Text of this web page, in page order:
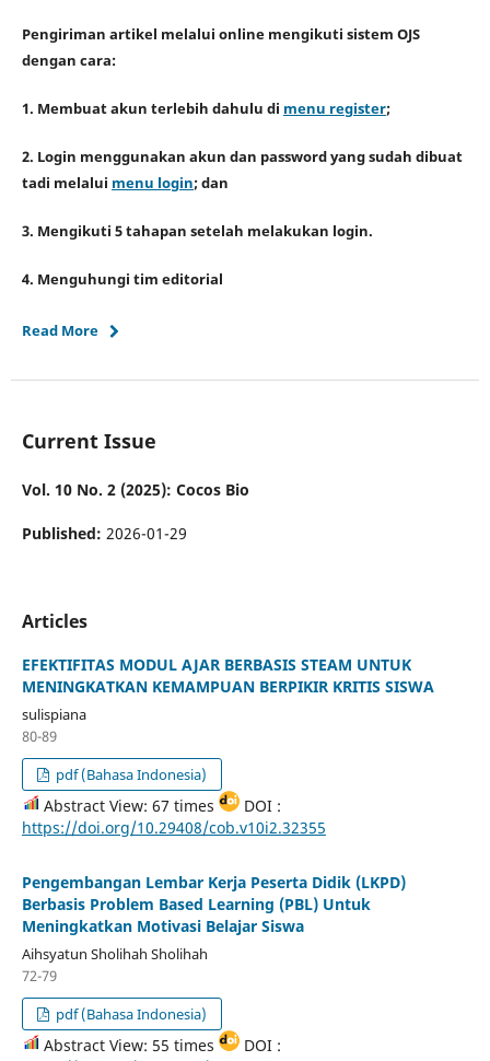
Pengiriman artikel melalui online mengikuti sistem OJS
dengan cara:
1. Membuat akun terlebih dahulu di menu register;
2. Login menggunakan akun dan password yang sudah dibuat
tadi melalui menu login; dan
3. Mengikuti 5 tahapan setelah melakukan login.
4. Menguhungi tim editorial
Read More
Current Issue
Vol. 10 No. 2 (2025): Cocos Bio
Published: 2026-01-29
Articles
EFEKTIFITAS MODUL AJAR BERBASIS STEAM UNTUK
MENINGKATKAN KEMAMPUAN BERPIKIR KRITIS SISWA
sulispiana
80-89
pdf (Bahasa Indonesia)
Abstract View: 67 times
DOI :
https://doi.org/10.29408/cob.v10i2.32355
Pengembangan Lembar Kerja Peserta Didik (LKPD)
Berbasis Problem Based Learning (PBL) Untuk
Meningkatkan Motivasi Belajar Siswa
Aihsyatun Sholihah Sholihah
72-79
pdf (Bahasa Indonesia)
Abstract View: 55 times
DOI :